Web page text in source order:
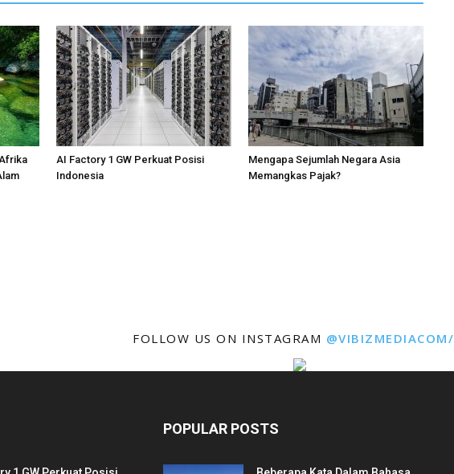
AI Factory 1 GW Perkuat Posisi
Indonesia
Mengapa Sejumlah Negara Asia
Memangkas Pajak?
FOLLOW US ON INSTAGRAM @VIBIZMEDIACOM/
POPULAR POSTS